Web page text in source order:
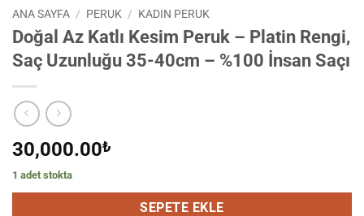
ANA SAYFA / PERUK / KADIN PERUK
Doğal Az Katlı Kesim Peruk – Platin Rengi,
Saç Uzunluğu 35-40cm – %100 İnsan Saçı
30,000.00₺
1 adet stokta
SEPETE EKLE